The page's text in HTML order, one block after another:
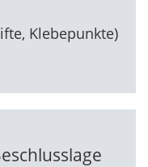
Klebepunkte)